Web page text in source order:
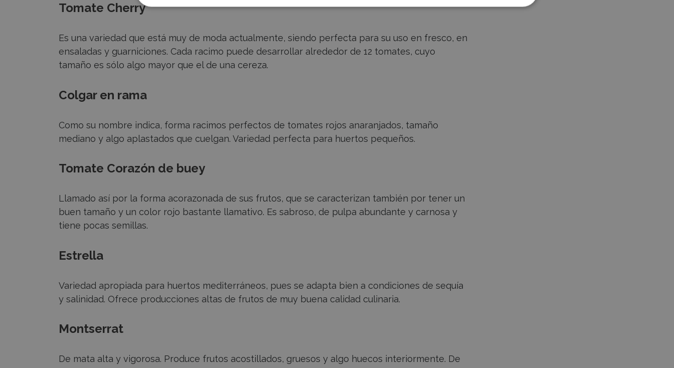
Tomate Cherry
Es una variedad que está muy de moda actualmente, siendo perfecta para su uso en fresco, en
ensaladas y guarniciones. Cada racimo puede desarrollar alrededor de 12 tomates, cuyo
tamaño es sólo algo mayor que el de una cereza.
Colgar en rama
Como su nombre indica, forma racimos perfectos de tomates rojos anaranjados, tamaño
mediano y algo aplastados que cuelgan. Variedad perfecta para huertos pequeños.
Tomate Corazón de buey
Llamado así por la forma acorazonada de sus frutos, que se caracterizan también por tener un
buen tamaño y un color rojo bastante llamativo. Es sabroso, de pulpa abundante y carnosa y
tiene pocas semillas.
Estrella
Variedad apropiada para huertos mediterráneos, pues se adapta bien a condiciones de sequía
y salinidad. Ofrece producciones altas de frutos de muy buena calidad culinaria.
Montserrat
De mata alta y vigorosa. Produce frutos acostillados, gruesos y algo huecos interiormente. De